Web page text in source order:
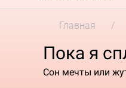
Главная
Пока я
Сон мечты или